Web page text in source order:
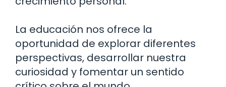
La educación nos ofrece la
oportunidad de explorar diferentes
perspectivas, desarrollar nuestra
curiosidad y fomentar un sentido